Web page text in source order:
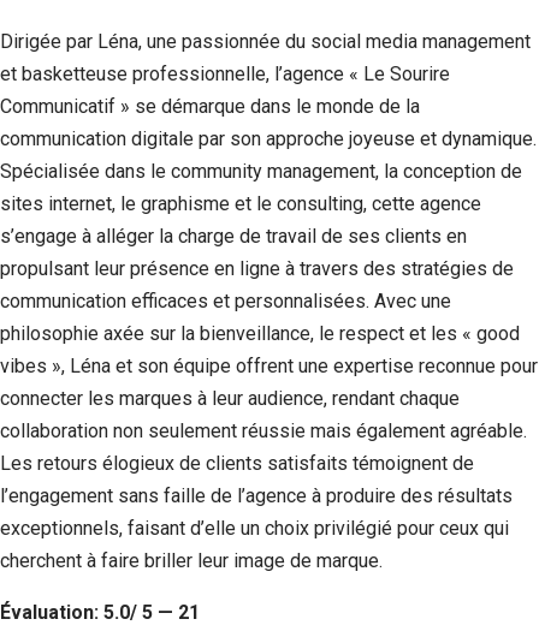
Dirigée par Léna, une passionnée du social media management
et basketteuse professionnelle, l’agence « Le Sourire
Communicatif » se démarque dans le monde de la
communication digitale par son approche joyeuse et dynamique.
Spécialisée dans le community management, la conception de
sites internet, le graphisme et le consulting, cette agence
s’engage à alléger la charge de travail de ses clients en
propulsant leur présence en ligne à travers des stratégies de
communication efficaces et personnalisées. Avec une
philosophie axée sur la bienveillance, le respect et les « good
vibes », Léna et son équipe offrent une expertise reconnue pour
connecter les marques à leur audience, rendant chaque
collaboration non seulement réussie mais également agréable.
Les retours élogieux de clients satisfaits témoignent de
l’engagement sans faille de l’agence à produire des résultats
exceptionnels, faisant d’elle un choix privilégié pour ceux qui
cherchent à faire briller leur image de marque.
Évaluation: 5.0/ 5 — 21